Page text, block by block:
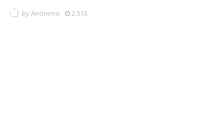
byAnónimo 2.5.13